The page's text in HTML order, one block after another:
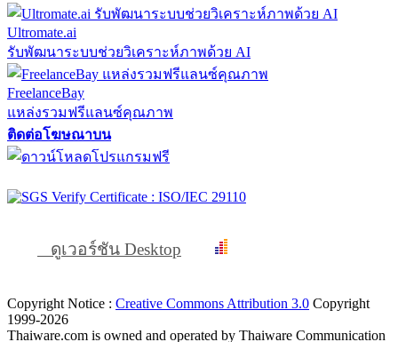
Ultromate.ai
รับพัฒนาระบบช่วยวิเคราะห์ภาพด้วย AI
FreelanceBay
แหล่งรวมฟรีแลนซ์คุณภาพ
ติดต่อโฆษณาบน
ดูเวอร์ชัน Desktop
Copyright Notice : Creative Commons Attribution 3.0 Copyright
1999-2026
Thaiware.com is owned and operated by Thaiware Communication